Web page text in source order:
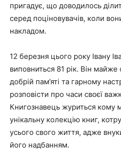
пригадує, що доводилось
серед поціновувачів, коли
накладом.
12 березня цього року Івану
виповниться 81 рік. Він
добрій пам’яті та гарному
розповісти про часи своєї
Книгознавець журиться кому
унікальну колекцію книг,
усього свого життя, адже
його надбанням.